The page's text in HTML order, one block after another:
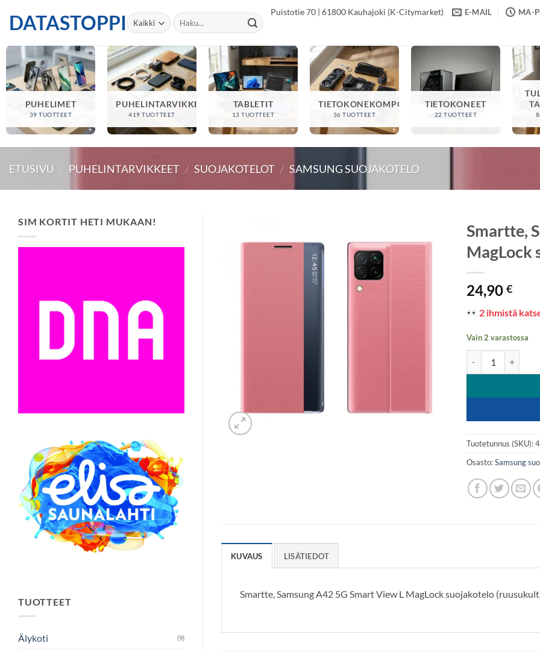
DATASTOPPI Etsi:
Puistotie 70 | 61800 Kauhajoki (K-Citymarket) E-MAIL MA-
PUHELIMET
39 TUOTTEET
PUHELINTARVIKKEET
419 TUOTTEET
TABLETIT
13 TUOTTEET
TIETOKONEKOMPONENTIT
36 TUOTTEET
TIETOKONEET
22 TUOTTEET
ETUSIVU / PUHELINTARVIKKEET / SUOJAKOTELOT / SAMSUNG SUOJAKOTELO
SIM KORTIT HETI MUKAAN!
TUOTTEET
Älykoti (9)
Smartte,
MagLock
24,90€
2 ihmistä
Vain 2 varastossa
Tuotetunnus (SKU):
Osasto:Samsung
KUVAUS LISÄTIEDOT
Smartte, Samsung A42 5G Smart View L MagLock suojakotelo